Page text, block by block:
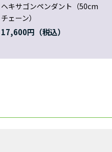
ヘキサゴンペンダント（50cm
チェーン）
17,600円